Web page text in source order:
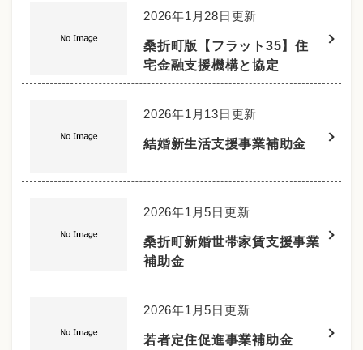
2026年1月28日更新
桑折町版【フラット35】住
宅金融支援機構と協定
2026年1月13日更新
結婚新生活支援事業補助金
2026年1月5日更新
桑折町新婚世帯家賃支援事業
補助金
2026年1月5日更新
若者定住促進事業補助金